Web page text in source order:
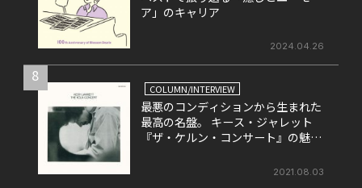
ア」のキャリア
2024.04.26
8
COLUMN/INTERVIEW
最悪のコンディションから生まれた
最高の名盤。 キース・ジャレット
『ザ・ケルン・コンサート』の魅力
2021.08.03